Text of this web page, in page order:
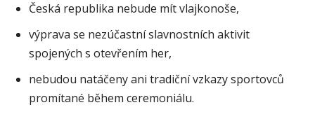
Česká republika nebude mít vlajkonoše,
výprava se nezúčastní slavnostních aktivit
spojených s otevřením her,
nebudou natáčeny ani tradiční vzkazy sportovců
promítané během ceremoniálu.